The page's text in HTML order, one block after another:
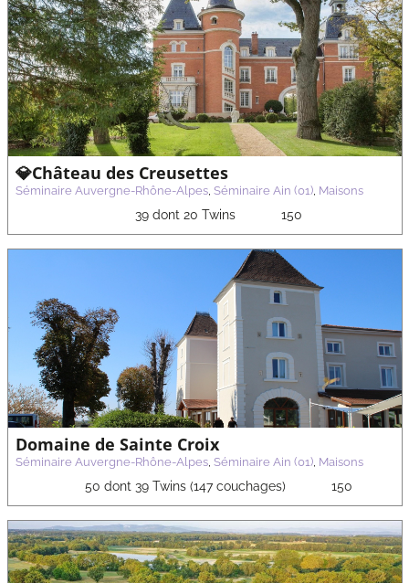
💎Château des Creusettes
Séminaire Auvergne-Rhône-Alpes, Séminaire Ain (01), Maisons
39 dont 20 Twins 150
Domaine de Sainte Croix
Séminaire Auvergne-Rhône-Alpes, Séminaire Ain (01), Maisons
50 dont 39 Twins (147 couchages) 150